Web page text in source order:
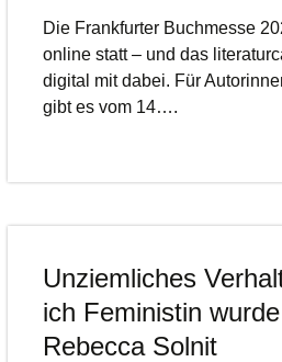
Die Frankfurter Buchmesse
online statt – und das
digital mit dabei. Für
gibt es vom 14….
Unziemliches
ich Feministin
Rebecca Solnit